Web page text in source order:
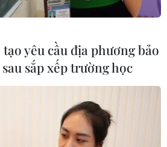
yêu cầu địa phương bảo
sắp xếp trường học